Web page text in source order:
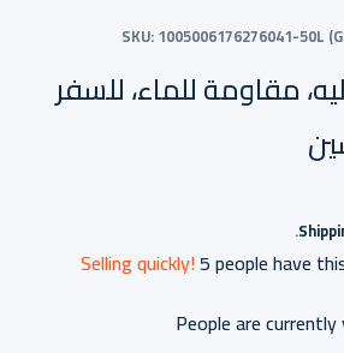
SKU:1005006176276041-50L
مقاومة للماء، للسفر
Selling quickly!5people have
People are